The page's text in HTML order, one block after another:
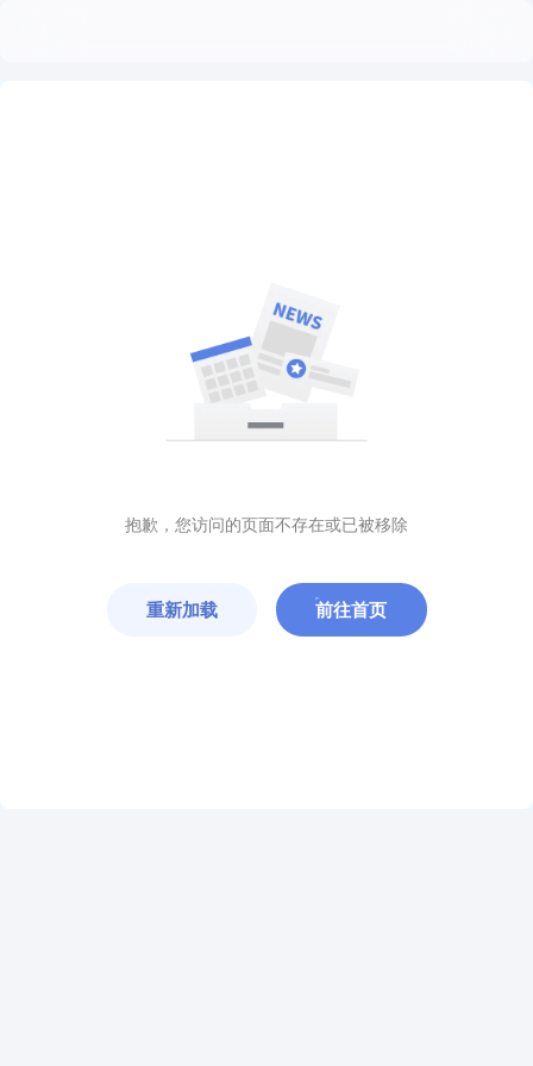
抱歉，您访问的页面不存在或已被移除
重新加载 前往首页